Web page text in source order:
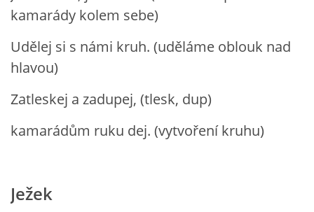
UČTE DĚTI PROŽITKEM
ŠABLONY
SENZORY PLAY
DOPORUČUJI
kamarády kolem sebe)
Udělej si s námi kruh. (uděláme oblouk nad
hlavou)
Zatleskej a zadupej, (tlesk, dup)
kamarádům ruku dej. (vytvoření kruhu)
Ježek